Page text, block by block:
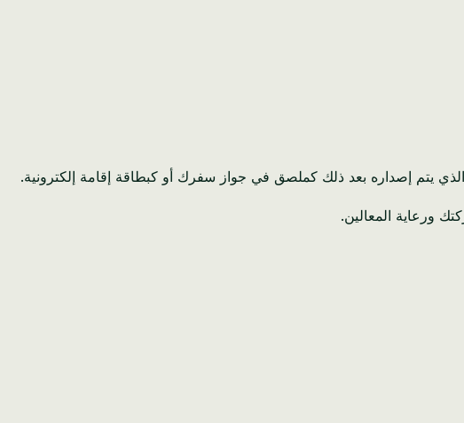
يتم إصداره بعد ذلك كملصق في جواز سفرك أو كبطاقة إقامة إلكترونية.
ورعاية المعالين.